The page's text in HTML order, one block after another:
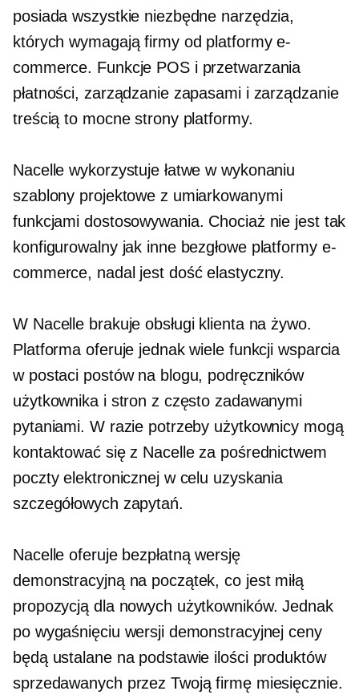
posiada wszystkie niezbędne narzędzia,
których wymagają firmy od platformy e-
commerce. Funkcje POS i przetwarzania
płatności, zarządzanie zapasami i zarządzanie
treścią to mocne strony platformy.
Nacelle wykorzystuje łatwe w wykonaniu
szablony projektowe z umiarkowanymi
funkcjami dostosowywania. Chociaż nie jest tak
konfigurowalny jak inne bezgłowe platformy e-
commerce, nadal jest dość elastyczny.
W Nacelle brakuje obsługi klienta na żywo.
Platforma oferuje jednak wiele funkcji wsparcia
w postaci postów na blogu, podręczników
użytkownika i stron z często zadawanymi
pytaniami. W razie potrzeby użytkownicy mogą
kontaktować się z Nacelle za pośrednictwem
poczty elektronicznej w celu uzyskania
szczegółowych zapytań.
Nacelle oferuje bezpłatną wersję
demonstracyjną na początek, co jest miłą
propozycją dla nowych użytkowników. Jednak
po wygaśnięciu wersji demonstracyjnej ceny
będą ustalane na podstawie ilości produktów
sprzedawanych przez Twoją firmę miesięcznie.